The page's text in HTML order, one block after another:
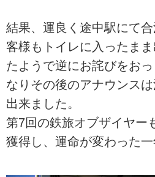
結果、運良く途中駅にて
客様もトイレに入ったま
たようで逆にお詫びをお
なりその後のアナウンス
出来ました。
第7回の鉄旅オブザイヤー
獲得し、運命が変わった一